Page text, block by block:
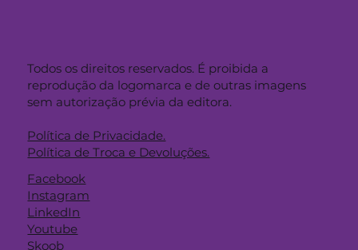
Todos os direitos reservados. É proibida a
reprodução da logomarca e de outras imagens
sem autorização prévia da editora.
Política de Privacidade.
Política de Troca e Devoluções.
Facebook
Instagram
LinkedIn
Youtube
Skoob